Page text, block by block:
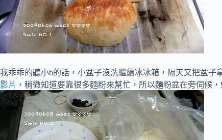
我乖乖的聽小b的話，小盆子沒洗繼續冰冰箱，隔天又把盆
影片 ，稍微知道要靠很多麵粉來幫忙，所以麵粉盆在旁伺